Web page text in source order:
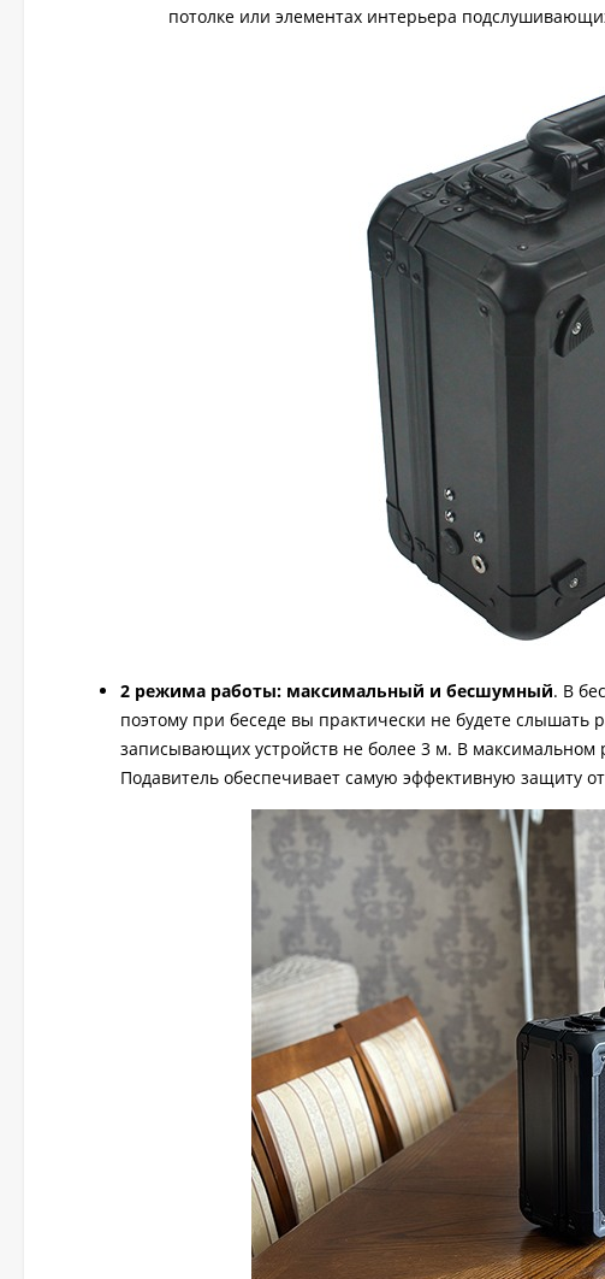
потолке или элементах интерьера
2 режима работы: максимальный и бесшумный. В
поэтому при беседе вы практически не будете слышать
записывающих устройств не более 3 м. В максимальном
Подавитель обеспечивает самую эффективную защиту